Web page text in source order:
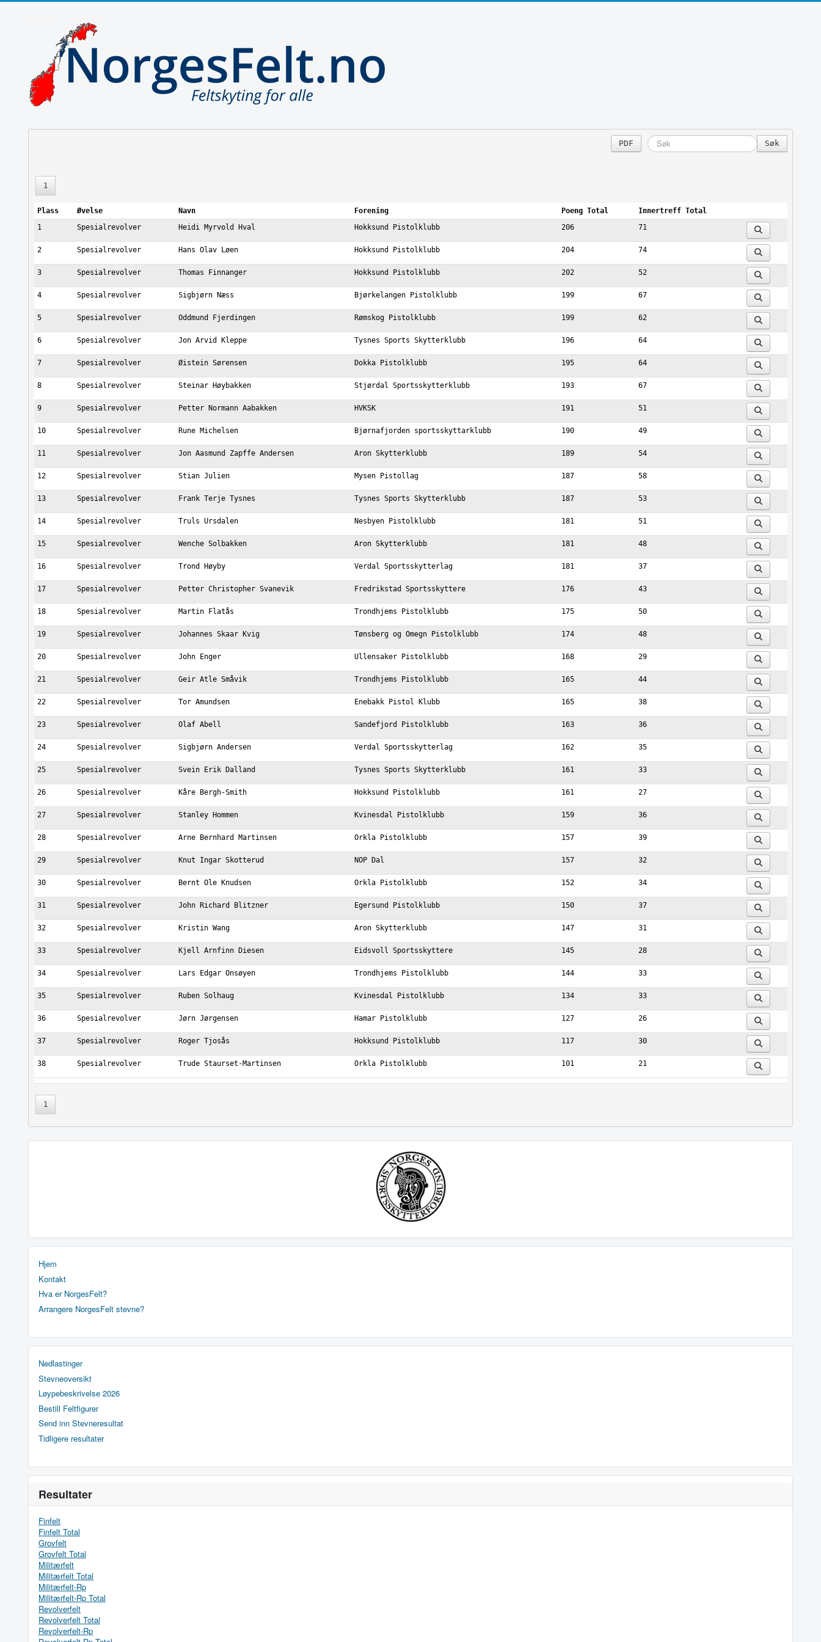
PDF
1
Plass Øvelse Navn Forening Poeng Total
Innertreff Total
1
Spesialrevolver Heidi Myrvold Hval Hokksund Pistolklubb 206 71
2 Spesialrevolver Hans Olav Løen Hokksund Pistolklubb 204 74
3 Spesialrevolver Thomas Finnanger Hokksund Pistolklubb 202 52
4 Spesialrevolver Sigbjørn Næss Bjørkelangen Pistolklubb 199 67
5 Spesialrevolver Oddmund Fjerdingen Rømskog Pistolklubb 199 62
6 Spesialrevolver Jon Arvid Kleppe Tysnes Sports Skytterklubb 196 64
7 Spesialrevolver Øistein Sørensen Dokka Pistolklubb 195 64
8 Spesialrevolver Steinar Høybakken Stjørdal Sportsskytterklubb 193 67
9 Spesialrevolver Petter Normann Aabakken HVKSK 191 51
10 Spesialrevolver Rune Michelsen Bjørnafjorden sportsskyttarklubb 190 49
11 Spesialrevolver Jon Aasmund Zapffe Andersen Aron Skytterklubb 189 54
12 Spesialrevolver Stian Julien Mysen Pistollag 187 58
13 Spesialrevolver Frank Terje Tysnes Tysnes Sports Skytterklubb 187 53
14 Spesialrevolver Truls Ursdalen Nesbyen Pistolklubb 181 51
15 Spesialrevolver Wenche Solbakken Aron Skytterklubb 181 48
16 Spesialrevolver Trond Høyby Verdal Sportsskytterlag 181 37
17 Spesialrevolver Petter Christopher Svanevik Fredrikstad Sportsskyttere 176 43
18 Spesialrevolver Martin Flatås Trondhjems Pistolklubb 175 50
19 Spesialrevolver Johannes Skaar Kvig Tønsberg og Omegn Pistolklubb 174 48
20 Spesialrevolver John Enger Ullensaker Pistolklubb 168 29
21 Spesialrevolver Geir Atle Småvik Trondhjems Pistolklubb 165 44
22 Spesialrevolver Tor Amundsen Enebakk Pistol Klubb 165 38
23 Spesialrevolver Olaf Abell Sandefjord Pistolklubb 163 36
24 Spesialrevolver Sigbjørn Andersen Verdal Sportsskytterlag 162 35
25 Spesialrevolver Svein Erik Dalland Tysnes Sports Skytterklubb 161 33
26 Spesialrevolver Kåre Bergh-Smith Hokksund Pistolklubb 161 27
27 Spesialrevolver Stanley Hommen Kvinesdal Pistolklubb 159 36
28 Spesialrevolver Arne Bernhard Martinsen Orkla Pistolklubb 157 39
29 Spesialrevolver Knut Ingar Skotterud NOP Dal 157 32
30 Spesialrevolver Bernt Ole Knudsen Orkla Pistolklubb 152 34
31 Spesialrevolver John Richard Blitzner Egersund Pistolklubb 150 37
32 Spesialrevolver Kristin Wang Aron Skytterklubb 147 31
33 Spesialrevolver Kjell Arnfinn Diesen Eidsvoll Sportsskyttere 145 28
34 Spesialrevolver Lars Edgar Onsøyen Trondhjems Pistolklubb 144 33
35 Spesialrevolver Ruben Solhaug Kvinesdal Pistolklubb 134 33
36 Spesialrevolver Jørn Jørgensen Hamar Pistolklubb 127 26
37 Spesialrevolver Roger Tjosås Hokksund Pistolklubb 117 30
38 Spesialrevolver Trude Staurset-Martinsen Orkla Pistolklubb 101 21
1
Hjem
Kontakt
Hva er NorgesFelt?
Arrangere NorgesFelt stevne?
Nedlastinger
Stevneoversikt
Løypebeskrivelse 2026
Bestill Feltfigurer
Send inn Stevneresultat
Tidligere resultater
Resultater
Finfelt
Finfelt Total
Grovfelt
Grovfelt Total
Militærfelt
Militærfelt Total
Militærfelt-Rp
Militærfelt-Rp Total
Revolverfelt
Revolverfelt Total
Revolverfelt-Rp